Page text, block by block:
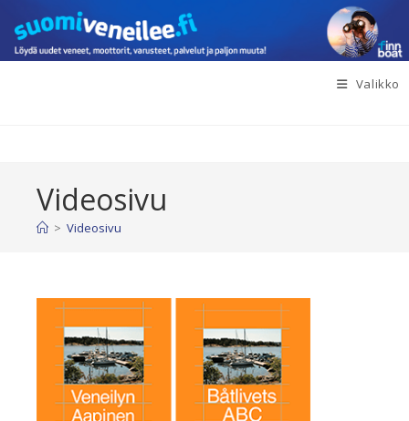
suoraan
sisältöön
Valikko
Videosivu
> Videosivu